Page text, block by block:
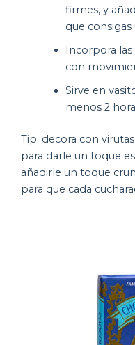
firmes, y
que
Incorpora
con
Sirve en
menos 2
Tip: decora con
para darle un toque
añadirle un toque
para que cada